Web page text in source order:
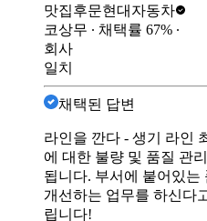
맛집후문현대자동차
코상무 ∙ 채택률 67% ∙
회사
일치
채택된 답변
라인을 깐다 - 생기 라인
에 대한 불량 및 품질 관
됩니다. 부서에 붙어있는
개선하는 업무를 하신다
립니다!